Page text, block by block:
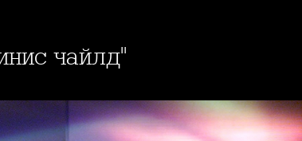
чайлд"